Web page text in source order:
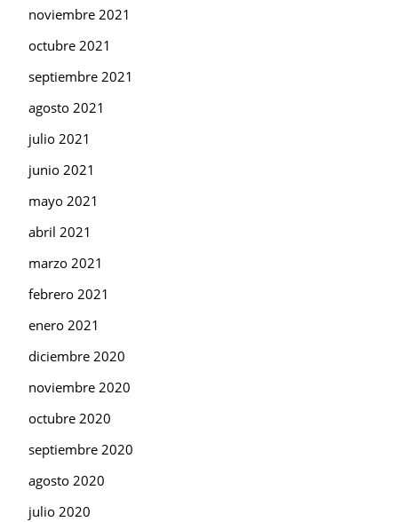
noviembre 2021
octubre 2021
septiembre 2021
agosto 2021
julio 2021
junio 2021
mayo 2021
abril 2021
marzo 2021
febrero 2021
enero 2021
diciembre 2020
noviembre 2020
octubre 2020
septiembre 2020
agosto 2020
julio 2020